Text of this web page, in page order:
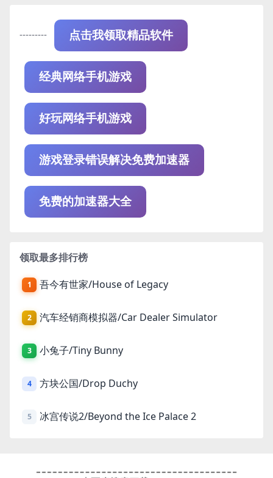
--------- 点击我领取精品软件
经典网络手机游戏
好玩网络手机游戏
游戏登录错误解决免费加速器
免费的加速器大全
领取最多排行榜
1 吾今有世家/House of Legacy
2 汽车经销商模拟器/Car Dealer Simulator
3 小兔子/Tiny Bunny
4 方块公国/Drop Duchy
5 冰宫传说2/Beyond the Ice Palace 2